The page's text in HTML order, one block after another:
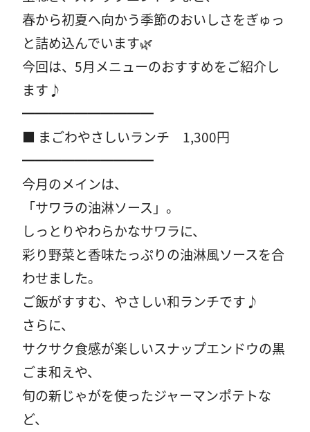
春から初夏へ向かう季節のおいしさをぎゅっ
と詰め込んでいます🌿
今回は、5月メニューのおすすめをご紹介し
ます♪
━━━━━━━━━━
■ まごわやさしいランチ 1,300円
━━━━━━━━━━
今月のメインは、
「サワラの油淋ソース」。
しっとりやわらかなサワラに、
彩り野菜と香味たっぷりの油淋風ソースを合
わせました。
ご飯がすすむ、やさしい和ランチです♪
さらに、
サクサク食感が楽しいスナップエンドウの黒
ごま和えや、
旬の新じゃがを使ったジャーマンポテトな
ど、